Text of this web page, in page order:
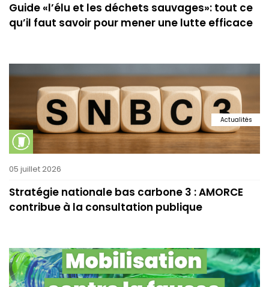
Guide «l’élu et les déchets sauvages»: tout ce
qu’il faut savoir pour mener une lutte efficace
Actualités
05 juillet 2026
Stratégie nationale bas carbone 3 : AMORCE
contribue à la consultation publique